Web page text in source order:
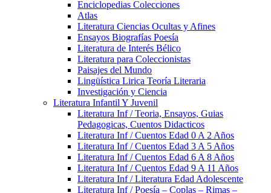
Enciclopedias Colecciones
Atlas
Literatura Ciencias Ocultas y Afines
Ensayos Biografías Poesía
Literatura de Interés Bélico
Literatura para Coleccionistas
Paisajes del Mundo
Lingüística Lirica Teoría Literaria
Investigación y Ciencia
Literatura Infantil Y Juvenil
Literatura Inf / Teoria, Ensayos, Guias
Pedagogicas, Cuentos Didacticos
Literatura Inf / Cuentos Edad 0 A 2 Años
Literatura Inf / Cuentos Edad 3 A 5 Años
Literatura Inf / Cuentos Edad 6 A 8 Años
Literatura Inf / Cuentos Edad 9 A 11 Años
Literatura Inf / Literatura Edad Adolescente
Literatura Inf / Poesía – Coplas – Rimas –